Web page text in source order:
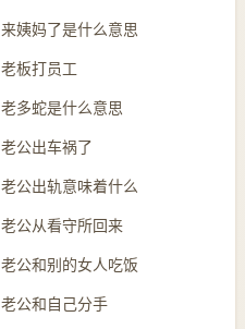
来姨妈了是什么意思
老板打员工
老多蛇是什么意思
老公出车祸了
老公出轨意味着什么
老公从看守所回来
老公和别的女人吃饭
老公和自己分手